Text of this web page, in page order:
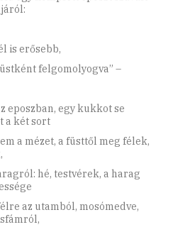
is erősebb,
felgomolyogva” –
eposzban, egy kukkot se
a két sort
a mézet, a füsttől meg félek,
hé, testvérek, a harag
az utamból, mosómedve,